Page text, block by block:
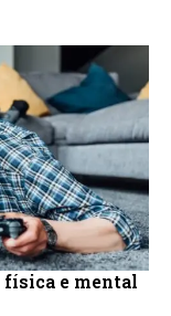
física e mental